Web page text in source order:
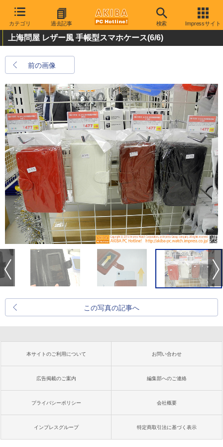
カテゴリ 過去記事 検索 Impressサイト
上海問屋 レザー風 手帳型スマホケース(6/6)
前の画像
この写真の記事へ
本サイトのご利用について お問い合わせ
広告掲載のご案内 編集部へのご連絡
プライバシーポリシー 会社概要
インプレスグループ 特定商取引法に基づく表示